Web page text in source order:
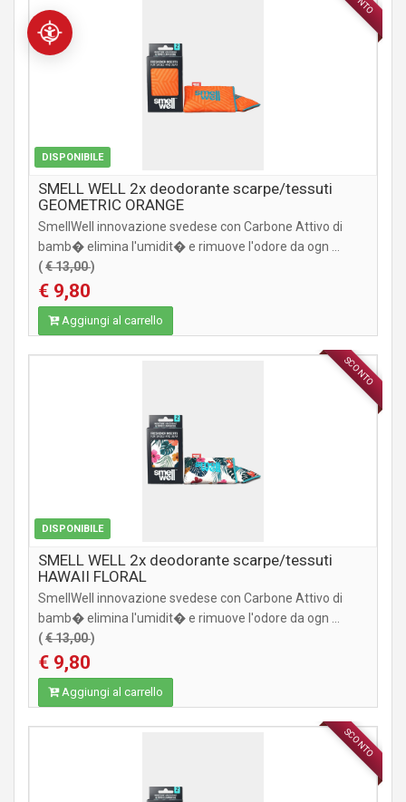
DISPONIBILE
SMELL WELL 2x deodorante scarpe/tessuti
GEOMETRIC ORANGE
SmellWell innovazione svedese con Carbone Attivo di
bamb� elimina l'umidit� e rimuove l'odore da ogn ...
(€ 13,00)
€ 9,80
Aggiungi al carrello
SCONTO
DISPONIBILE
ACCESSORI
SMELL WELL 2x deodorante scarpe/tessuti
HAWAII FLORAL
SmellWell innovazione svedese con Carbone Attivo di
bamb� elimina l'umidit� e rimuove l'odore da ogn ...
(€ 13,00)
€ 9,80
Aggiungi al carrello
SCONTO
ACCESSORI